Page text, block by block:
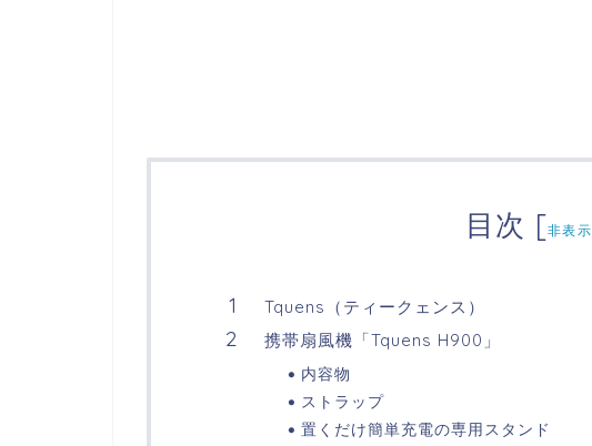
目次 [非表示
Tquens（ティークェンス）
携帯扇風機「Tquens H900」
内容物
ストラップ
置くだけ簡単充電の専用スタンド